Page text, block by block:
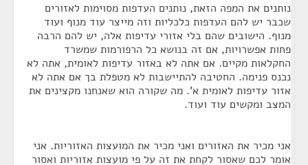
נותנים את המפה הזאת, נותנים העדפות מסוימות לאזורים
שכבר יש להם העדפות כלכליות וזה מייצר עוד מנוף ועוד
מנוף. הישובים שהם בלי אזורי עדיפות אלה, יש להם הרבה
פחות אפשרויות, אם זה בנושא כל הרפורמות שמשרד
החקלאות מקיים. אם אתה לא באזור עדיפות לאומית, אתה לא
נכנס פנימה. החטיבה להתיישבות לא מטפלת בך אם אתה לא
אזור עדיפות לאומית א'. מה שקורה הוא שאנחנו מקצינים את
המצב ומקשים עוד ועוד.
אני מכיר את האזורים ואני מכיר את המועצות האזוריות. אני
אומר לכם שאסור לקחת את זה על פי מועצות אזוריות ואסור